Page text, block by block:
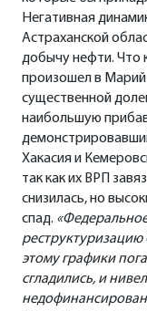
Негативная
Астраханской
добычу нефти. Что
произошел в
существенной
наибольшую
Хакасия и
так как их ВРП
снизилась, но
спад.
реструктуризацию
этому графики
сгладились, и